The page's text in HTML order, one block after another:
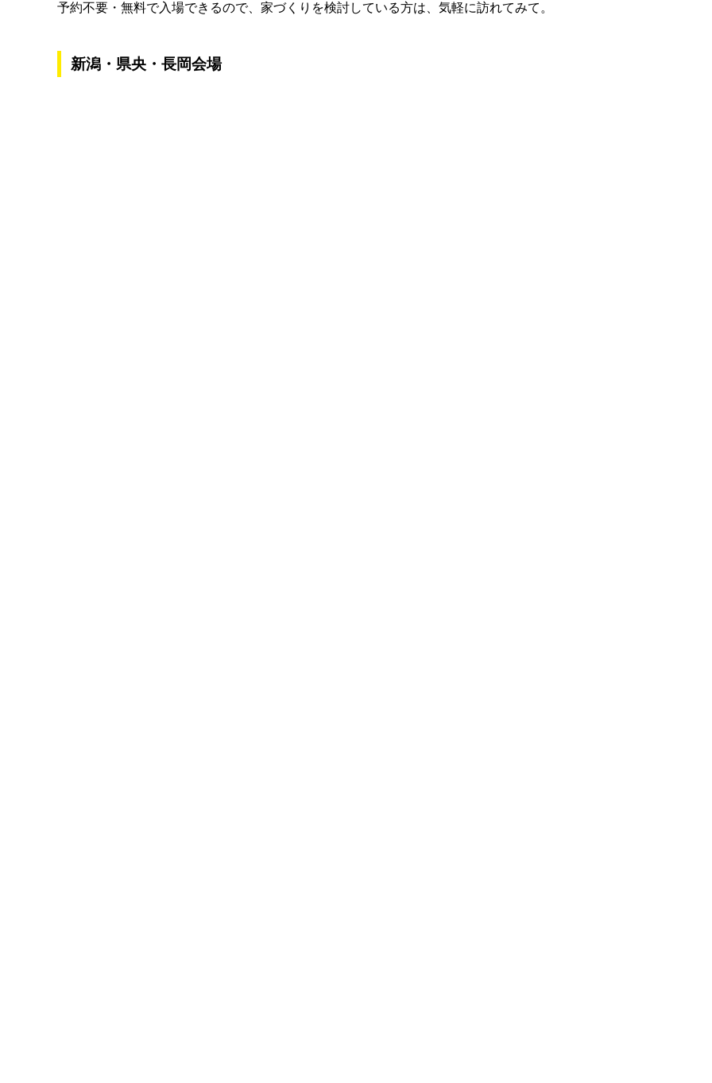
予約不要・無料で入場できるので、家づくりを検討している方は、気軽に訪れてみて。
新潟・県央・長岡会場